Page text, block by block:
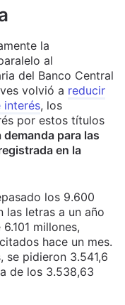
la
al
del Banco Central
volvió a reducir
interés, los
por estos títulos
demanda para las
en la
los 9.600
las letras a un año
millones,
hace un mes.
se pidieron 3.541,6
de los 3.538,63